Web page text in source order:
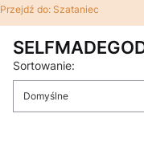
Przejdź do: Szataniec
Lista produktów
Sortowanie:
Domyślne